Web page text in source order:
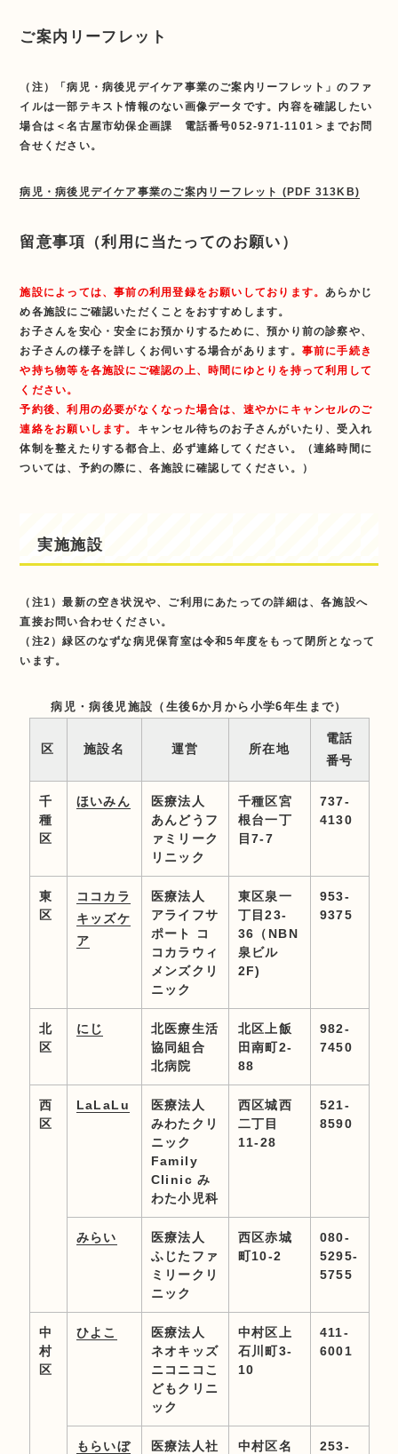
ご案内リーフレット
（注）「病児・病後児デイケア事業のご案内リーフレット」のファ
イルは一部テキスト情報のない画像データです。内容を確認したい
場合は＜名古屋市幼保企画課 電話番号052-971-1101＞までお問
合せください。
病児・病後児デイケア事業のご案内リーフレット (PDF 313KB)
留意事項（利用に当たってのお願い）
施設によっては、事前の利用登録をお願いしております。あらかじ
め各施設にご確認いただくことをおすすめします。
お子さんを安心・安全にお預かりするために、預かり前の診察や、
お子さんの様子を詳しくお伺いする場合があります。 事前に手続き
や持ち物等を各施設にご確認の上、時間にゆとりを持って利用して
ください。
予約後、利用の必要がなくなった場合は、速やかにキャンセルのご
連絡をお願いします。 キャンセル待ちのお子さんがいたり、受入れ
体制を整えたりする都合上、必ず連絡してください。（連絡時間に
ついては、予約の際に、各施設に確認してください。）
実施施設
（注1）最新の空き状況や、ご利用にあたっての詳細は、各施設へ
直接お問い合わせください。
（注2）緑区のなずな病児保育室は令和5年度をもって閉所となって
います。
病児・病後児施設（生後6か月から小学6年生まで）
区 施設名 運営 所在地
電話
番号
千
種
区
ほいみん
医療法人
あんどうフ
ァミリーク
リニック
千種区宮
根台一丁
目7-7
737-
4130
東
区
ココカラ
キッズケ
ア
医療法人
アライフサ
ポート コ
コカラウィ
メンズクリ
ニック
東区泉一
丁目23-
36（NBN
泉ビル
2F)
953-
9375
北
区
にじ
北医療生活
協同組合
北病院
北区上飯
田南町2-
88
982-
7450
西
区
LaLaLu
医療法人
みわたクリ
ニック
Family
Clinic み
わた小児科
西区城西
二丁目
11-28
521-
8590
みらい
医療法人
ふじたファ
ミリークリ
ニック
西区赤城
町10-2
080-
5295-
5755
中
村
区
ひよこ
医療法人
ネオキッズ
ニコニコこ
どもクリニ
ック
中村区上
石川町3-
10
411-
6001
もらいぼ
医療法人社
中村区名
253-